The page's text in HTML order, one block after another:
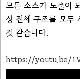
모든 소스가 노출이
상 전체 구조를 모두
것 같습니다.
https://youtu.be/